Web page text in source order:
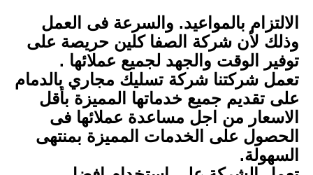
الالتزام بالمواعيد. والسرعة فى العمل
وذلك لأن شركة الصفا كلين حريصة على
توفير الوقت والجهد لجميع عملائها .
تعمل شركتنا شركة تسليك مجاري بالدمام
على تقديم جميع خدماتها المميزة بأقل
الاسعار من اجل مساعدة عملائها فى
الحصول على الخدمات المميزة بمنتهى
السهولة.